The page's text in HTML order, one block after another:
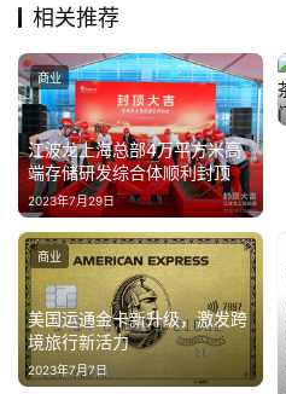
相关推荐
江波龙上海总部4万平方米高
端存储研发综合体顺利封顶
2023年7月29日
商业
美国运通金卡新升级，激发跨
境旅行新活力
2023年7月7日
商业